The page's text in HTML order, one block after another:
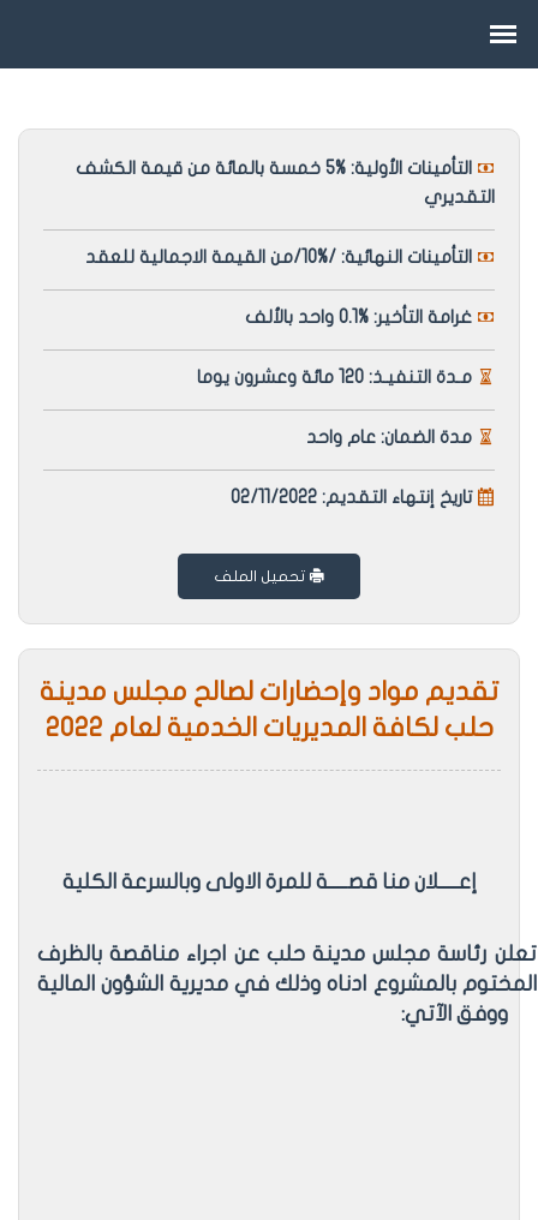
التأمينات الأولية: %5 خمسة بالمائة من قيمة الكشف
التقديري
التأمينات النهائية: /%10/من القيمة الاجمالية للعقد
غرامة التأخير: %0.1 واحد بالألف
مـدة التنفيـذ: 120 مائة وعشرون يوما
مدة الضمان: عام واحد
تاريخ إنتهاء التقديم: 02/11/2022
تحميل الملف
تقديم مواد وإحضارات لصالح مجلس مدينة
حلب لكافة المديريات الخدمية لعام 2022
إعــــلان منا قصــــة للمرة الاولى وبالسرعة الكلية
تعلن رئاسة مجلس مدينة حلب عن اجراء مناقصة بالظرف
المختوم بالمشروع ادناه وذلك في مديرية الشؤون المالية
ووفق الآتي: